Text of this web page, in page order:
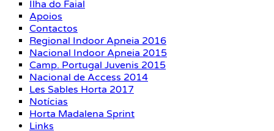
Ilha do Faial
Apoios
Contactos
Regional Indoor Apneia 2016
Nacional Indoor Apneia 2015
Camp. Portugal Juvenis 2015
Nacional de Access 2014
Les Sables Horta 2017
Notícias
Horta Madalena Sprint
Links